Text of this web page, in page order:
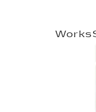
Works